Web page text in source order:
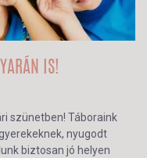
IS!
szünetben! Táboraink
nyugodt
biztosan jó helyen